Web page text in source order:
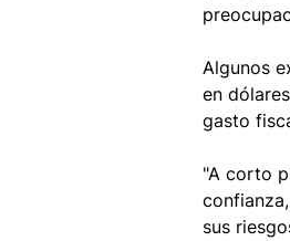
Algunos
en
gasto
"A corto
sus